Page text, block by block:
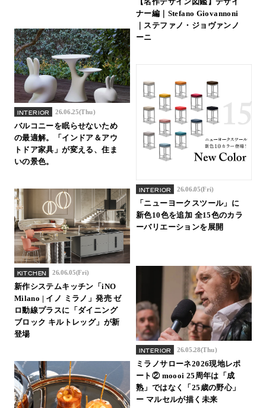
INTERIOR 26.06.25(Thu)
バルコニーを眠らせないため
の最適解。「インドア＆アウ
トドア家具」が変える、住ま
いの景色。
ナー編｜Stefano Giovannoni
｜ステファノ・ジョヴァンノ
ーニ
KITCHEN 26.06.05(Fri)
新作システムキッチン「iNO
Milano | イノ ミラノ」発売 ゼ
ロ動線プラスに「ダイニング
ブロック キルトレッグ」が新
登場
INTERIOR 26.06.05(Fri)
「ニューヨークスツール」に
新色10色を追加 全15色のカラ
ーバリエーションを展開
INTERIOR 26.05.28(Thu)
ミラノサローネ2026現地レポ
ート② moooi 25周年は「成
熟」ではなく「25歳の野心」
ー マルセルが描く未来